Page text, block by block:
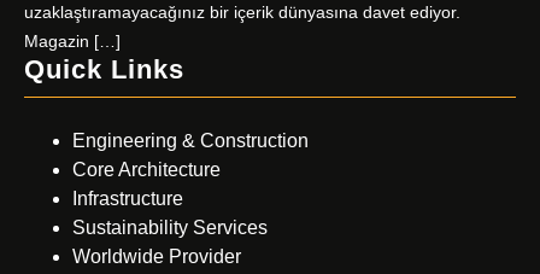
uzaklaştıramayacağınız bir içerik dünyasına davet ediyor.
Magazin […]
Quick Links
Engineering & Construction
Core Architecture
Infrastructure
Sustainability Services
Worldwide Provider